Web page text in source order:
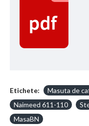
Etichete: Masuta de
Naimeed 611-110
MasaBN